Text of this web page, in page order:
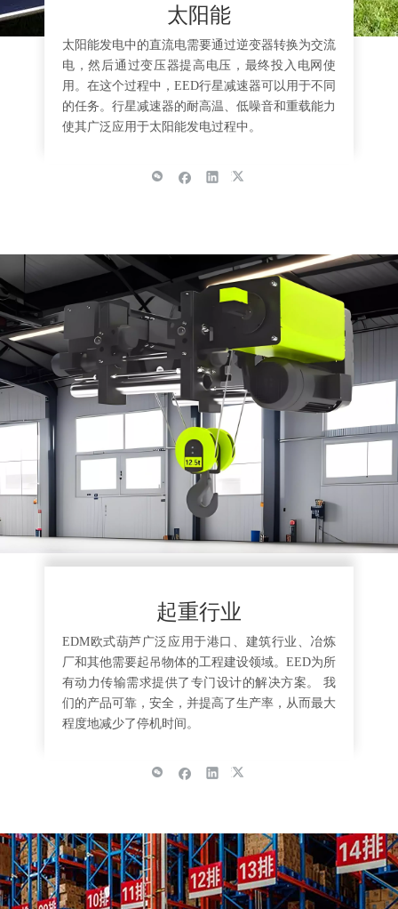
太阳能
太阳能发电中的直流电需要通过逆变器转换为交流
电，然后通过变压器提高电压，最终投入电网使
用。在这个过程中，EED行星减速器可以用于不同
的任务。行星减速器的耐高温、低噪音和重载能力
使其广泛应用于太阳能发电过程中。
起重行业
EDM欧式葫芦广泛应用于港口、建筑行业、冶炼
厂和其他需要起吊物体的工程建设领域。EED为所
有动力传输需求提供了专门设计的解决方案。 我
们的产品可靠，安全，并提高了生产率，从而最大
程度地减少了停机时间。